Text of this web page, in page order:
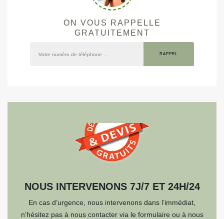
ON VOUS RAPPELLE
GRATUITEMENT
NOUS INTERVENONS 7J/7 ET 24H/24
En cas d’urgence, nous intervenons dans l’immédiat,
n’hésitez pas à nous contacter via le formulaire ou à nous